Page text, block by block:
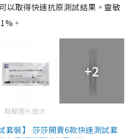
以取得快速抗原測試結果。靈敏
。
+2
點擊圖片放大
套裝】 莎莎開賣6款快速測試套